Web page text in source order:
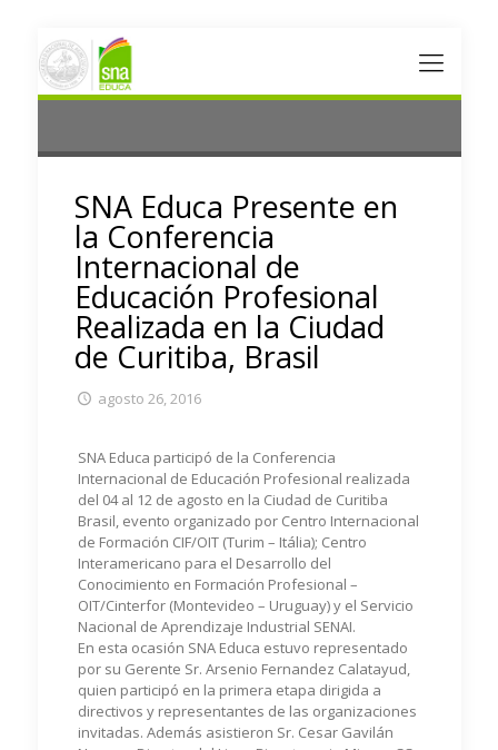
SNA Educa Presente en
la Conferencia
Internacional de
Educación Profesional
Realizada en la Ciudad
de Curitiba, Brasil
agosto 26, 2016
SNA Educa participó de la Conferencia
Internacional de Educación Profesional realizada
del 04 al 12 de agosto en la Ciudad de Curitiba
Brasil, evento organizado por Centro Internacional
de Formación CIF/OIT (Turim – Itália); Centro
Interamericano para el Desarrollo del
Conocimiento en Formación Profesional –
OIT/Cinterfor (Montevideo – Uruguay) y el Servicio
Nacional de Aprendizaje Industrial SENAI.
En esta ocasión SNA Educa estuvo representado
por su Gerente Sr. Arsenio Fernandez Calatayud,
quien participó en la primera etapa dirigida a
directivos y representantes de las organizaciones
invitadas. Además asistieron Sr. Cesar Gavilán